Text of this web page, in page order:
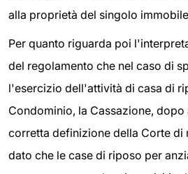
alla proprietà del singolo
Per quanto riguarda poi
del regolamento che nel caso di
l'esercizio dell'attività di casa di
Condominio, la Cassazione,
corretta definizione della Corte di
dato che le case di riposo per